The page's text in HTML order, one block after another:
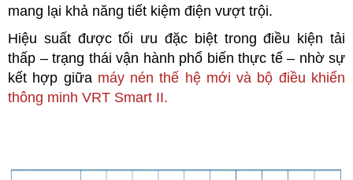
mang lại khả năng tiết kiệm điện vượt trội.
Hiệu suất được tối ưu đặc biệt trong điều kiện tải
thấp – trạng thái vận hành phổ biến thực tế – nhờ sự
kết hợp giữa máy nén thế hệ mới và bộ điều khiển
thông minh VRT Smart II.